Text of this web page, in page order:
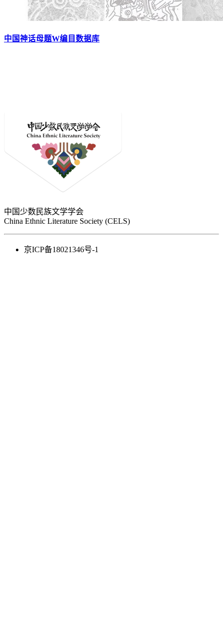
中国神话母题W编目数据库
中国少数民族文学学会
China Ethnic Literature Society (CELS)
京ICP备18021346号-1